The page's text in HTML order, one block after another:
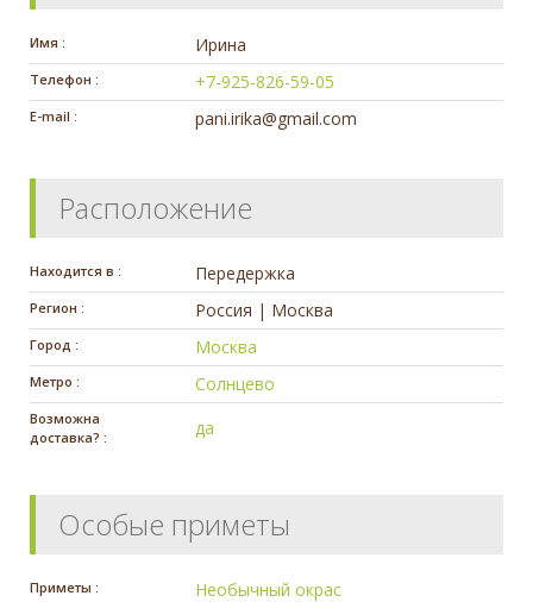
Имя : Ирина
Телефон : +7-925-826-59-05
E-mail : pani.irika@gmail.com
Расположение
Находится в : Передержка
Регион : Россия | Москва
Город : Москва
Метро : Солнцево
Возможна
доставка? :
да
Особые приметы
Приметы : Необычный окрас